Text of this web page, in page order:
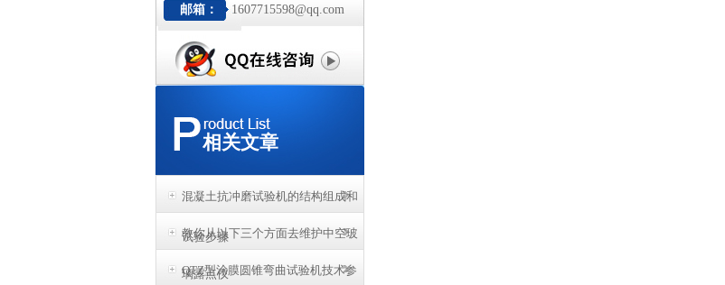
邮箱： 1607715598@qq.com
相关文章
混凝土抗冲磨试验机的结构组成和
试验步骤
教你从以下三个方面去维护中空玻
璃露点仪
QTZ型涂膜圆锥弯曲试验机技术参